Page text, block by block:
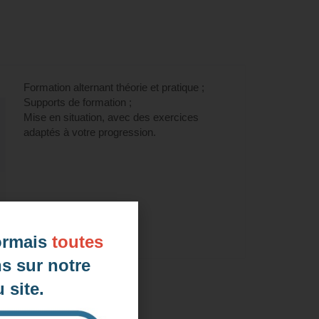
Formation alternant théorie et pratique ;
Supports de formation ;
Mise en situation, avec des exercices
adaptés à votre progression.
toutes
sur notre
site.